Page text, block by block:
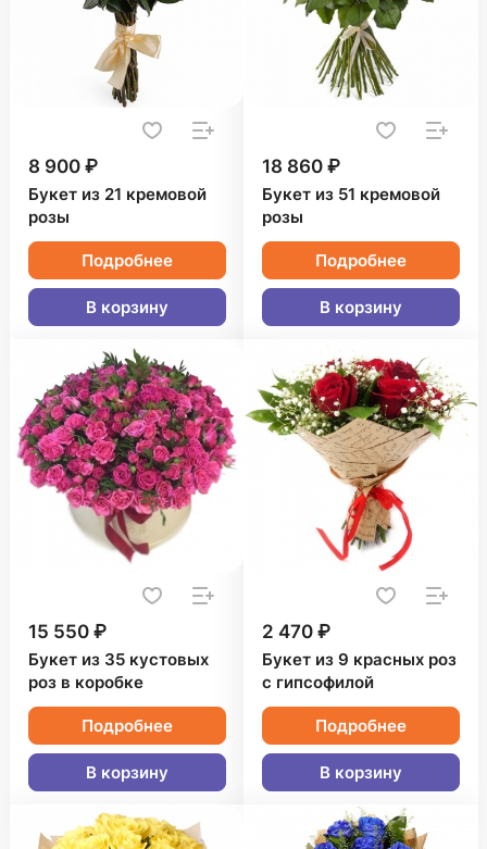
8 900 ₽
Букет из 21 кремовой
розы
Подробнее
В корзину
18 860 ₽
Букет из 51 кремовой
розы
Подробнее
В корзину
15 550 ₽
Букет из 35 кустовых
роз в коробке
Подробнее
В корзину
2 470 ₽
Букет из 9 красных роз
с гипсофилой
Подробнее
В корзину